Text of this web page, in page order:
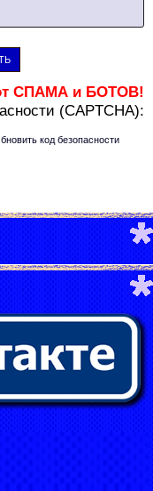
СПАМА и БОТОВ!
(CAPTCHA):